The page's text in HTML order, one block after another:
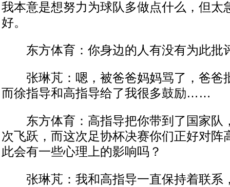
我本意是想努力为球队多做点什么，但太
好。
东方体育：你身边的人有没有为此批
张琳芃：嗯，被爸爸妈妈骂了，爸爸
而徐指导和高指导给了我很多鼓励……
东方体育：高指导把你带到了国家队
次飞跃，而这次足协杯决赛你们正好对阵
此会有一些心理上的影响吗？
张琳芃：我和高指导一直保持着联系